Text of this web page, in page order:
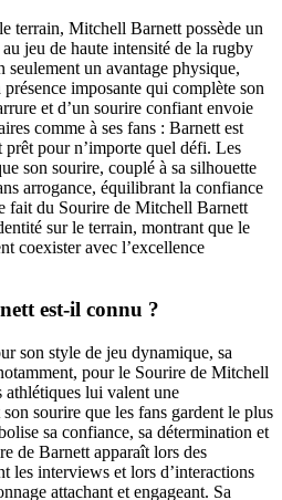
terrain, Mitchell Barnett possède un
jeu de haute intensité de la rugby
un avantage physique,
imposante qui complète son
et d’un sourire confiant envoie
comme à ses fans : Barnett est
prêt pour n’importe quel défi. Les
son sourire, couplé à sa silhouette
arrogance, équilibrant la confiance
fait du Sourire de Mitchell Barnett
sur le terrain, montrant que le
coexister avec l’excellence
est-il connu ?
son style de jeu dynamique, sa
pour le Sourire de Mitchell
lui valent une
son sourire que les fans gardent le plus
sa confiance, sa détermination et
de Barnett apparaît lors des
les interviews et lors d’interactions
attachant et engageant. Sa